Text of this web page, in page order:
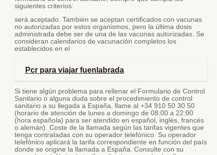
siguientes criterios:
será aceptado. También se aceptan certificados con vacunas
no autorizadas por estos organismos, pero la última dosis
administrada debe ser de una de las vacunas autorizadas. Se
consideran calendarios de vacunación completos los
establecidos en el
Pcr para viajar fuenlabrada
Si tiene algún problema para rellenar el Formulario de Control
Sanitario o alguna duda sobre el procedimiento de control
sanitario a su llegada a España, llame al +34 910 50 30 50
(horario de atención de lunes a domingo de 08:00 a 22:00
(hora española) para ser atendido en español, inglés, francés
o alemán). Coste de la llamada según las tarifas vigentes que
tenga contratadas con su operador telefónico. Su operador
telefónico aplicará la tarifa correspondiente en función del país
donde se origine la llamada a España. Consulte con su